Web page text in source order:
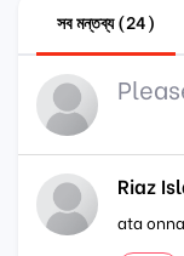
সব মন্তব্য (24)
Riaz
ata